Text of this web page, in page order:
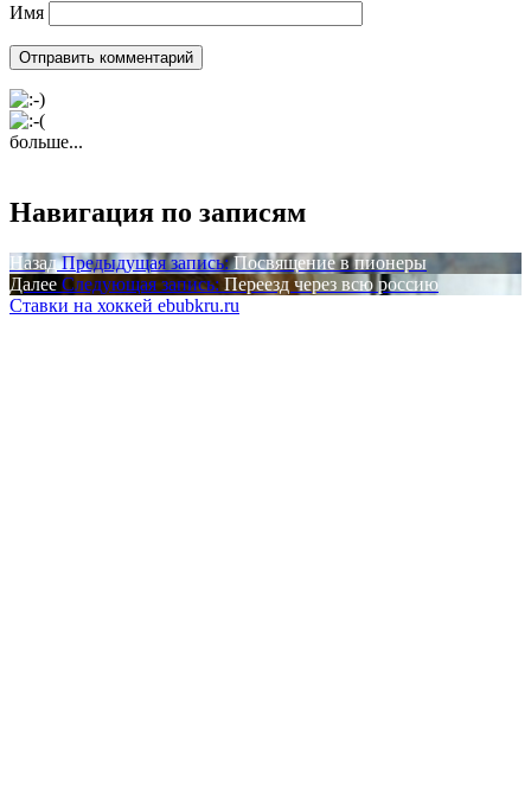
Имя
больше...
Навигация по записям
Назад Предыдущая запись: Посвящение в пионеры
Далее Следующая запись: Переезд через всю россию
Ставки на хоккей ebubkru.ru